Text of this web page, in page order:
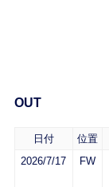
OUT
日付 位置
2026/7/17
FW